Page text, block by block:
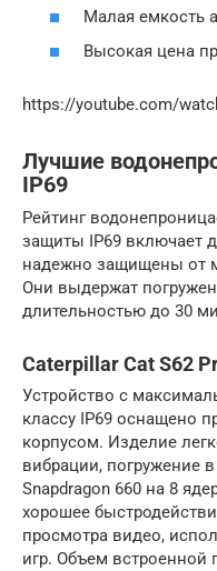
Малая емкость
Высокая цена
https://youtube.com/
Лучшие
IP69
Рейтинг
защиты IP69 включает
надежно защищены от
Они выдержат
длительностью до 30
Caterpillar Cat S62
Устройство с
классу IP69 оснащено
корпусом. Изделие
вибрации, погружение
Snapdragon 660 на 8
хорошее
просмотра видео,
игр. Объем встроенной